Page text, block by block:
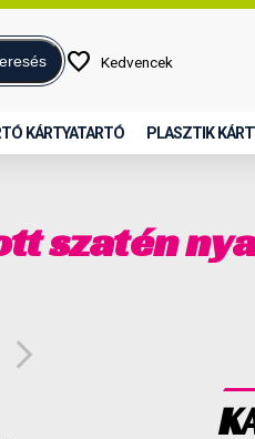
favorite Kedvencek
KÁRTYATARTÓ PLASZTIK
szatén
arrow_forward_ios